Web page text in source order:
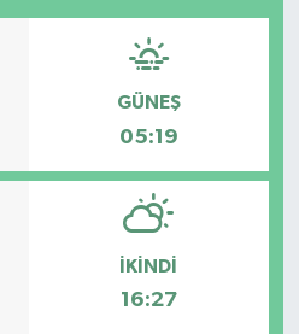
GÜNEŞ
05:19
İKINDI
16:27